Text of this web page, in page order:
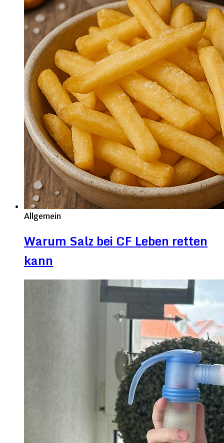
Allgemein
Warum Salz bei CF Leben retten
kann